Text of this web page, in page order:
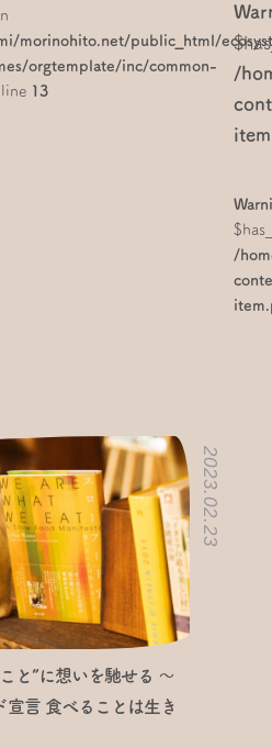
morinohito.net/public_html/
orgtemplate/inc/common-
13
/
/
と”に想いを馳せる ～
宣言 食べることは生き
2023.02.23